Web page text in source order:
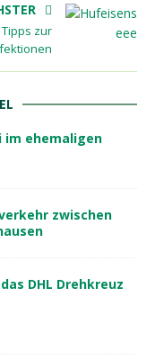
zur
im ehemaligen
zwischen
DHL Drehkreuz